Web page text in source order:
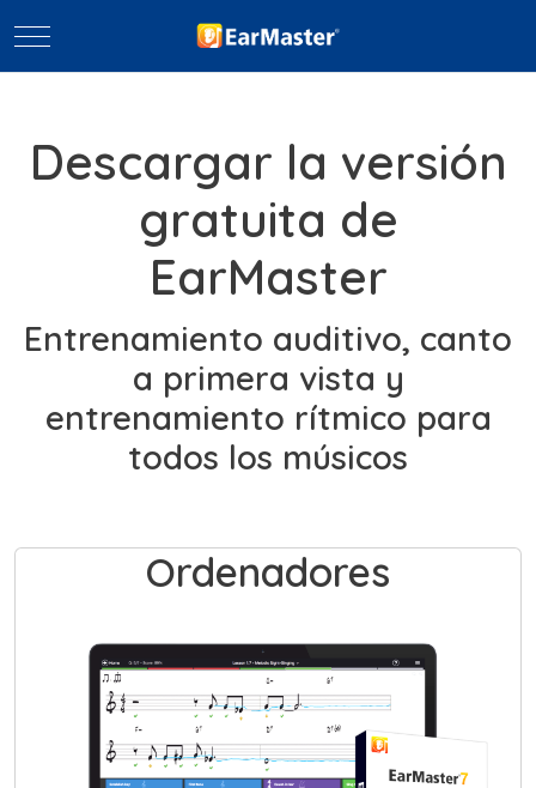
Mobile Menu Toggle
Descargar la versión
gratuita de
EarMaster
Entrenamiento auditivo, canto
a primera vista y
entrenamiento rítmico para
todos los músicos
Ordenadores